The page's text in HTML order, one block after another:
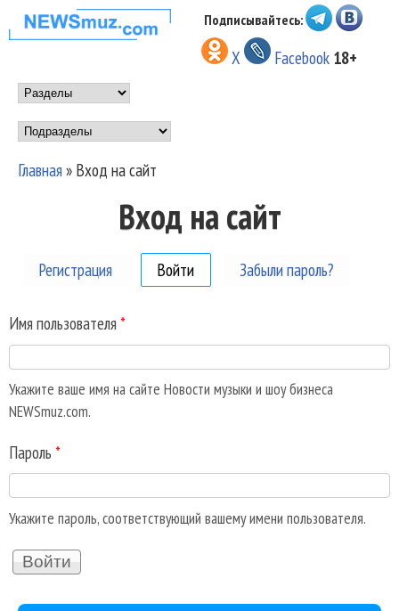
Перейти к основному
содержанию
НОВОСТИ
МУЗЫКИ И
ШОУ БИЗНЕСА
NEWSMUZ.COM
Подписывайтесь:
X Facebook 18+
Main menu
Подразделы
Вы здесь
Главная» Вход на сайт
Вход на сайт
Регистрация Войти (активная вкладка)
Забыли пароль?
Имя пользователя *
Укажите ваше имя на сайте Новости музыки и шоу бизнеса
NEWSmuz.com.
Пароль *
Укажите пароль, соответствующий вашему имени пользователя.